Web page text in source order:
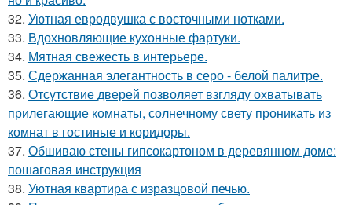
32. Уютная евродвушка с восточными нотками.
33. Вдохновляющие кухонные фартуки.
34. Мятная свежесть в интерьере.
35. Сдержанная элегантность в серо - белой палитре.
36. Отсутствие дверей позволяет взгляду охватывать
прилегающие комнаты, солнечному свету проникать из
комнат в гостиные и коридоры.
37. Обшиваю стены гипсокартоном в деревянном доме:
пошаговая инструкция
38. Уютная квартира с изразцовой печью.